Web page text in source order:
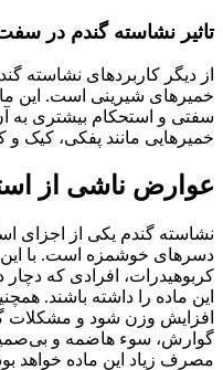
تاثیر نشاسته گندم در
از دیگر کاربردهای نشاسته
خمیرهای شیرینی است. این
سفتی و استحکام بیشتری به
خمیرهایی مانند پفکی، کیک
عوارض ناشی از
نشاسته گندم یکی از اجزای
دسرهای خوشمزه است. با این
کربوهیدرات، افرادی که دچار
این ماده را داشته باشند.
افزایش وزن شود و مشکلات
گوارش، سوء هاضمه و
مصرف زیاد این ماده خواهد